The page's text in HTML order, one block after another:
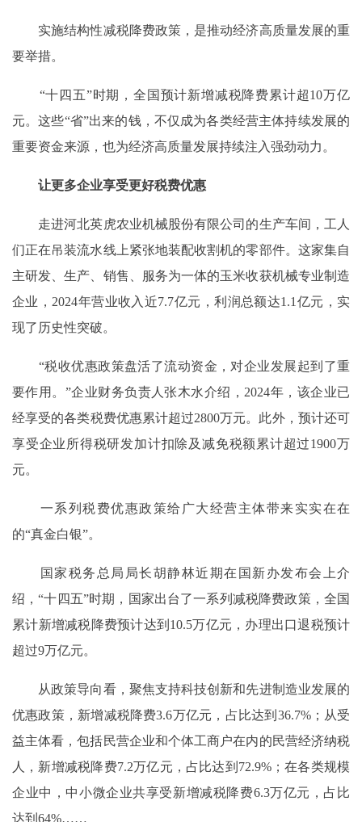
实施结构性减税降费政策，是推动经济高质量发展的重
要举措。
“十四五”时期，全国预计新增减税降费累计超10万亿
元。这些“省”出来的钱，不仅成为各类经营主体持续发展的
重要资金来源，也为经济高质量发展持续注入强劲动力。
让更多企业享受更好税费优惠
走进河北英虎农业机械股份有限公司的生产车间，工人
们正在吊装流水线上紧张地装配收割机的零部件。这家集自
主研发、生产、销售、服务为一体的玉米收获机械专业制造
企业，2024年营业收入近7.7亿元，利润总额达1.1亿元，实
现了历史性突破。
“税收优惠政策盘活了流动资金，对企业发展起到了重
要作用。”企业财务负责人张木水介绍，2024年，该企业已
经享受的各类税费优惠累计超过2800万元。此外，预计还可
享受企业所得税研发加计扣除及减免税额累计超过1900万
元。
一系列税费优惠政策给广大经营主体带来实实在在
的“真金白银”。
国家税务总局局长胡静林近期在国新办发布会上介
绍，“十四五”时期，国家出台了一系列减税降费政策，全国
累计新增减税降费预计达到10.5万亿元，办理出口退税预计
超过9万亿元。
从政策导向看，聚焦支持科技创新和先进制造业发展的
优惠政策，新增减税降费3.6万亿元，占比达到36.7%；从受
益主体看，包括民营企业和个体工商户在内的民营经济纳税
人，新增减税降费7.2万亿元，占比达到72.9%；在各类规模
企业中，中小微企业共享受新增减税降费6.3万亿元，占比
达到64%……